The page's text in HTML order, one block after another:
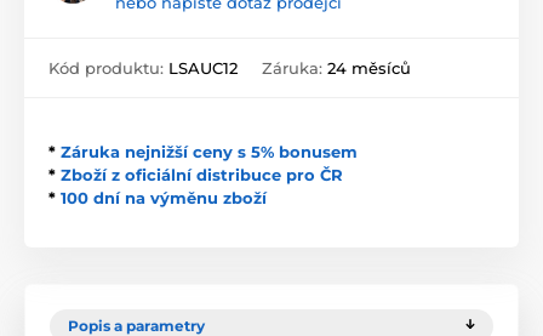
Kód produktu: LSAUC12 Záruka: 24 měsíců
* Záruka nejnižší ceny s 5% bonusem
* Zboží z oficiální distribuce pro ČR
* 100 dní na výměnu zboží
Popis a parametry